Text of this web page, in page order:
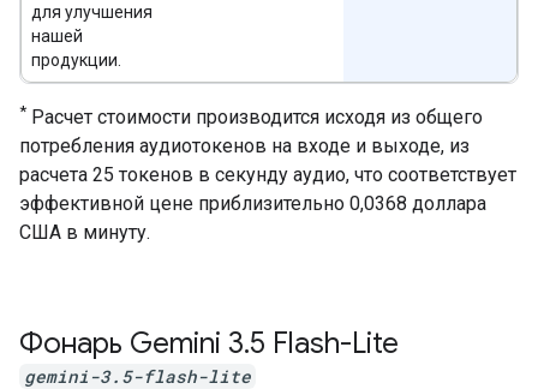
для улучшения
нашей
продукции.
* Расчет стоимости производится исходя из общего
потребления аудиотокенов на входе и выходе, из
расчета 25 токенов в секунду аудио, что соответствует
эффективной цене приблизительно 0,0368 доллара
США в минуту.
Фонарь Gemini 3.5 Flash-Lite
gemini-3.5-flash-lite